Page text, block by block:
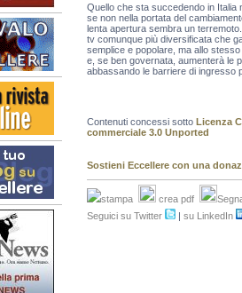
Quello che sta succedendo in Italia
se non nella portata del
lenta apertura sembra un
tv comunque più diversificata che
semplice e popolare, ma allo
e, se ben governata, aumenterà le
abbassando le barriere di ingresso
Contenuti concessi sotto Licenza
commerciale 3.0 Unported
Sostieni Eccellere con una
stampa crea pdf
Seguici su Twitter
su LinkedIn